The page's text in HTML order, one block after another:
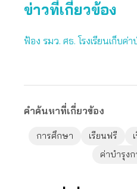
ข่าวที่เกี่ยวข้อง
ฟ้อง รมว. ศธ. โรงเรียนเก็บค่
คำค้นหาที่เกี่ยวข้อง
การศึกษา เรียนฟรี
ค่าบำรุง